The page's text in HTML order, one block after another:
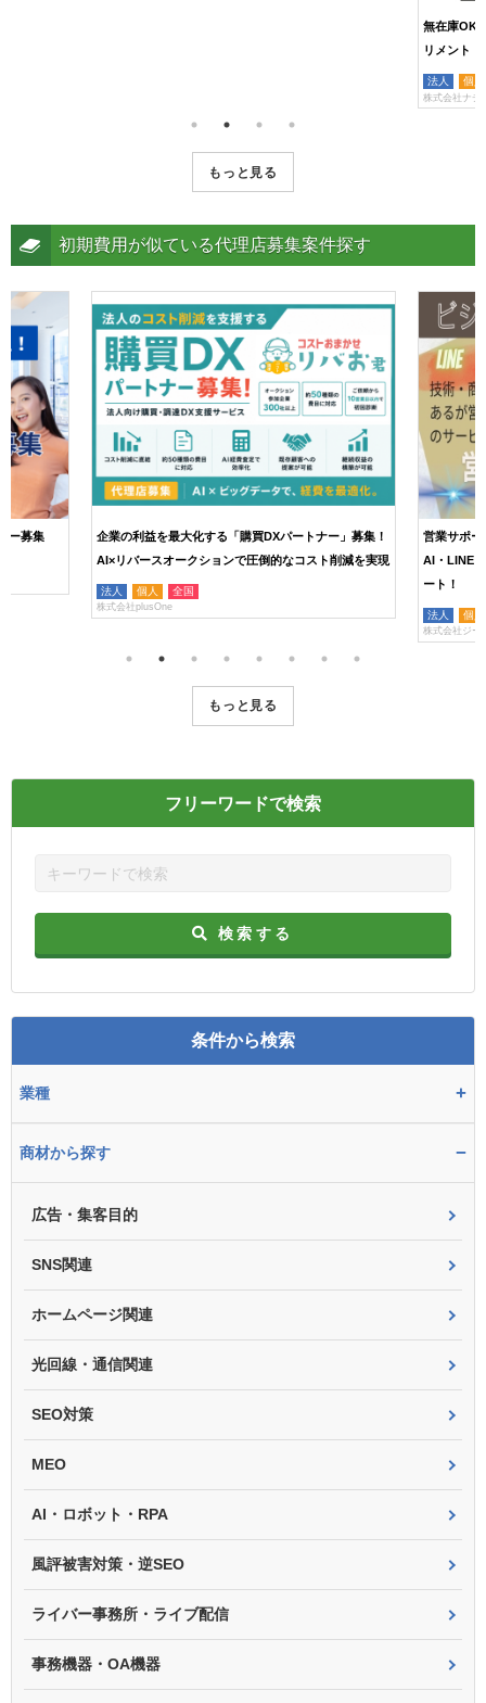
無在庫OK!
リメント
法人 個人
株式会社ナチ
もっと見る
初期費用が似ている代理店募集案件探す
ー募集
企業の利益を最大化する「購買DXパートナー」募集！
AI×リバースオークションで圧倒的なコスト削減を実現
法人 個人 全国
株式会社plusOne
営業サポ
AI・LINE
ート！
法人 個人
株式会社ジー
もっと見る
フリーワードで検索
検索する
条件から検索
業種 +
商材から探す −
広告・集客目的
SNS関連
ホームページ関連
光回線・通信関連
SEO対策
MEO
AI・ロボット・RPA
風評被害対策・逆SEO
ライバー事務所・ライブ配信
事務機器・OA機器